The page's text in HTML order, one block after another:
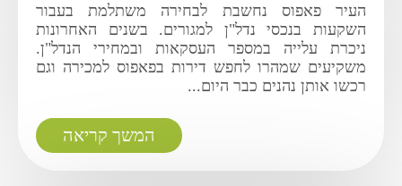
העיר פאפוס נחשבת לבחירה משתלמת בעבור
השקעות בנכסי נדל"ן למגורים. בשנים האחרונות
ניכרת עלייה במספר העסקאות ובמחירי הנדל"ן.
משקיעים שמהרו לחפש דירות בפאפוס למכירה וגם
רכשו אותן נהנים כבר היום...
המשך קריאה